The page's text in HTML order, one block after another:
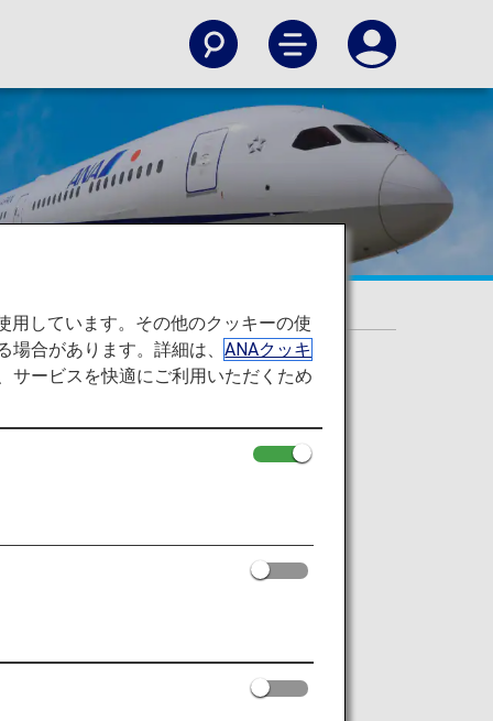
用しています。その他のクッキーの使
場合があります。詳細は、ANAクッキ
サービスを快適にご利用いただくため